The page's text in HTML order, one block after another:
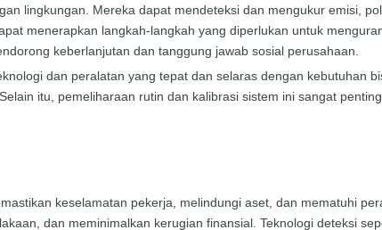
lingkungan. Mereka dapat mendeteksi dan mengukur emisi,
menerapkan langkah-langkah yang diperlukan untuk
keberlanjutan dan tanggung jawab sosial perusahaan.
dan peralatan yang tepat dan selaras dengan kebutuhan
itu, pemeliharaan rutin dan kalibrasi sistem ini sangat
keselamatan pekerja, melindungi aset, dan mematuhi
dan meminimalkan kerugian finansial. Teknologi deteksi